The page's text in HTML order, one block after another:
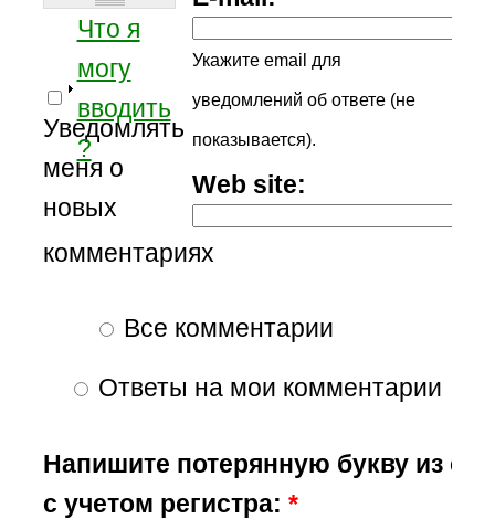
Укажите email для
уведомлений об ответе (не
показывается).
Web site:
Что я
могу
вводить
?
Уведомлять
меня о
новых
комментариях
Все комментарии
Ответы на мои комментарии
Напишите потерянную букву из
с учетом регистра:*